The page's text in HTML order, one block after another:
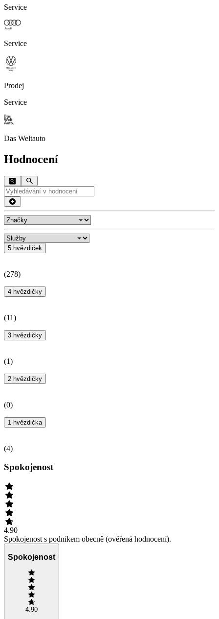
Service
Service
Prodej
Service
Das Weltauto
Hodnocení
5 hvězdiček
(278)
4 hvězdičky
(11)
3 hvězdičky
(1)
2 hvězdičky
(0)
1 hvězdička
(4)
Spokojenost
4.90
Spokojenost s podnikem obecně (ověřená hodnocení).
Spokojenost
4.90